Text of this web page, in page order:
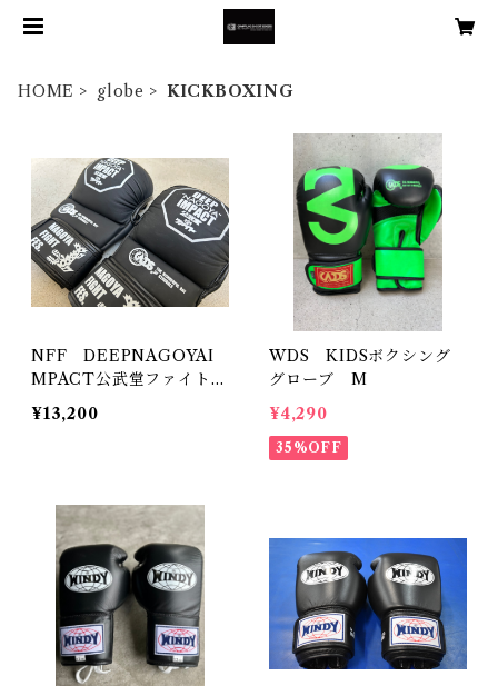
HOME globe KICKBOXING
NFF DEEPNAGOYAI
MPACT公武堂ファイト公
式 グラップリンググロ
ーブ
¥13,200
WDS KIDSボクシング
グローブ M
¥4,290
35%OFF